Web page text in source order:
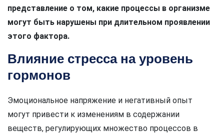
представление о том, какие процессы в организме
могут быть нарушены при длительном проявлении
этого фактора.
Влияние стресса на уровень
гормонов
Эмоциональное напряжение и негативный опыт
могут привести к изменениям в содержании
веществ, регулирующих множество процессов в